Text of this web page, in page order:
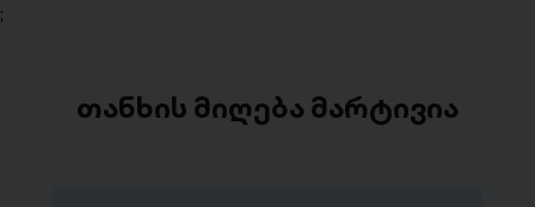
;
თანხის მიღება მარტივია